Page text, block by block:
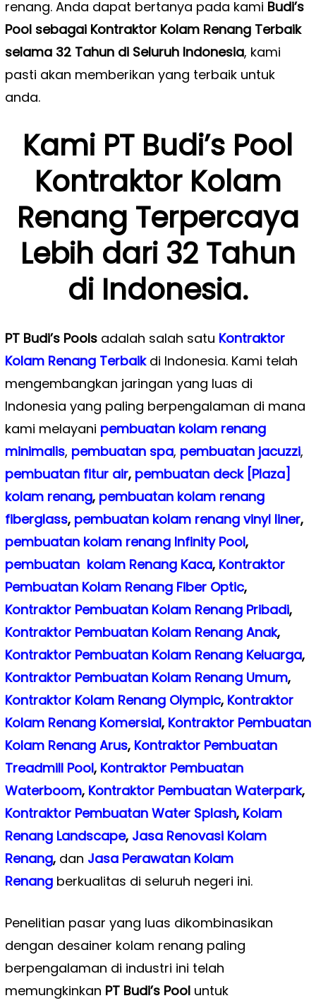
renang. Anda dapat bertanya pada kami Budi’s
Pool sebagai Kontraktor Kolam Renang Terbaik
selama 32 Tahun di Seluruh Indonesia, kami
pasti akan memberikan yang terbaik untuk
anda.
Kami PT Budi’s Pool
Kontraktor Kolam
Renang Terpercaya
Lebih dari 32 Tahun
di Indonesia.
PT Budi’s Poolsadalah salah satu Kontraktor
Kolam Renang Terbaik di Indonesia. Kami telah
mengembangkan jaringan yang luas di
Indonesia yang paling berpengalaman di mana
kami melayani pembuatan kolam renang
minimalis, pembuatan spa, pembuatan jacuzzi,
pembuatan fitur air, pembuatan deck [Plaza]
kolam renang, pembuatan kolam renang
fiberglass, pembuatan kolam renang vinyl liner,
pembuatan kolam renang Infinity Pool,
pembuatan kolam Renang Kaca, Kontraktor
Pembuatan Kolam Renang Fiber Optic,
Kontraktor Pembuatan Kolam Renang Pribadi,
Kontraktor Pembuatan Kolam Renang Anak,
Kontraktor Pembuatan Kolam Renang Keluarga,
Kontraktor Pembuatan Kolam Renang Umum,
Kontraktor Kolam Renang Olympic, Kontraktor
Kolam Renang Komersial, Kontraktor Pembuatan
Kolam Renang Arus, Kontraktor Pembuatan
Treadmill Pool, Kontraktor Pembuatan
Waterboom, Kontraktor Pembuatan Waterpark,
Kontraktor Pembuatan Water Splash, Kolam
Renang Landscape, Jasa Renovasi Kolam
Renang, dan Jasa Perawatan Kolam
Renangberkualitas di seluruh negeri ini.
Penelitian pasar yang luas dikombinasikan
dengan desainer kolam renang paling
berpengalaman di industri ini telah
memungkinkan PT Budi’s Pooluntuk